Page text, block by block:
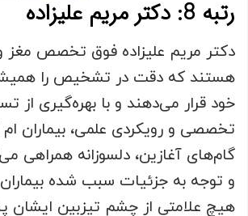
رتبه 8: دکتر مریم علیزاده
دکتر مریم علیزاده فوق تخصص مغز
هستند که دقت در تشخیص را
خود قرار می‌دهند و با بهره‌گیری از
تخصصی و رویکردی علمی، بیماران
گام‌های آغازین، دلسوزانه همراهی
و توجه به جزئیات سبب شده
هیچ علامتی از چشم تیزبین ایشان